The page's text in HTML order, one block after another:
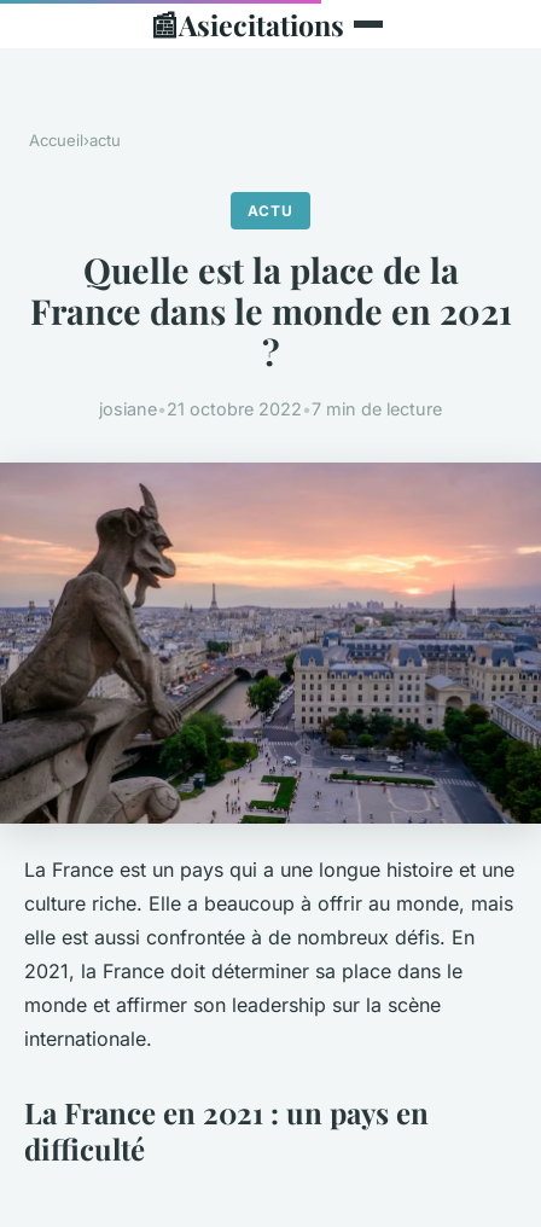
📰Asiecitations
Accueil›actu
ACTU
Quelle est la place de la
France dans le monde en 2021
?
josiane•21 octobre 2022•7 min de lecture
La France est un pays qui a une longue histoire et une
culture riche. Elle a beaucoup à offrir au monde, mais
elle est aussi confrontée à de nombreux défis. En
2021, la France doit déterminer sa place dans le
monde et affirmer son leadership sur la scène
internationale.
La France en 2021 : un pays en
difficulté